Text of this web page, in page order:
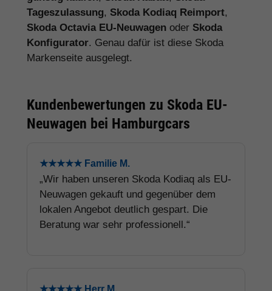
Tageszulassung, Skoda Kodiaq Reimport,
Skoda Octavia EU-Neuwagen oder Skoda
Konfigurator. Genau dafür ist diese Skoda
Markenseite ausgelegt.
Kundenbewertungen zu Skoda EU-
Neuwagen bei Hamburgcars
★★★★★ Familie M.
„Wir haben unseren Skoda Kodiaq als EU-
Neuwagen gekauft und gegenüber dem
lokalen Angebot deutlich gespart. Die
Beratung war sehr professionell.“
★★★★★ Herr M.